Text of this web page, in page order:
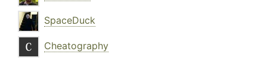
SpaceDuck
Cheatography